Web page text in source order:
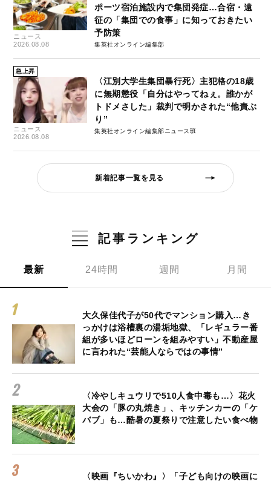
ニュース
2026.08.08
ポーツ宿泊施設内で集団発症…合宿・遠
征の「集団での食事」に知っておきたい
予防策
集英社オンライン編集部
急上昇
ニュース
2026.08.08
〈江別大学生集団暴行死〉主犯格の18歳
に無期懲役「自分はやってねぇ。誰かが
トドメさした」裁判で明かされた“他責ぶ
り”
集英社オンライン編集部ニュース班
新着記事一覧を見る
記事ランキング
最新 24時間 週間 月間
大久保佳代子が50代でマンション購入…き
っかけは浴槽裏の湯垢地獄、「レギュラー番
組が多いほどローンを組みやすい」不動産屋
に言われた“芸能人ならではの事情”
〈冷やしキュウリで510人食中毒も…〉花火
大会の「豚の丸焼き」、キッチンカーの「ケ
バブ」も…酷暑の夏祭りで注意したい食べ物
〈映画『ちいかわ』〉「子ども向けの映画に